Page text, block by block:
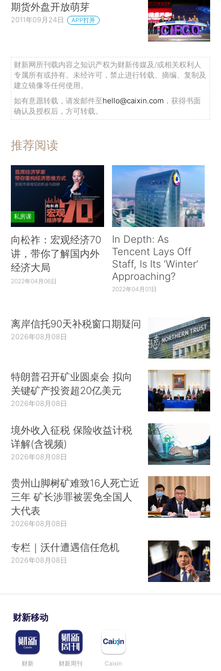
期货外盘开放萌芽
2011年09月24日 APP打开
财新网所刊载内容之知识产权为财新传媒及/或相关权利人
专属所有或持有。未经许可，禁止进行转载、摘编、复制及
建立镜像等任何使用。
如有意愿转载，请发邮件至hello@caixin.com ，获得书面
确认及授权后，方可转载。
推荐阅读
私房课
向松祚：宏观经济70
讲，带你了解国内外
经济大局
2022年04月06日
In Depth: As
Tencent Lays Off
Staff, Is Its ‘Winter’
Approaching?
2022年04月01日
离岸信托90天补税窗口期疑问
2026年08月08日
特朗普召开矿业圆桌会 拟向
关键矿产投资超20亿美元
2026年08月08日
境外收入征税 保险收益计税
详解(含视频)
2026年08月08日
贵州山脚树矿难致16人死亡近
三年 矿长涉罪被罢免全国人
大代表
2026年08月08日
专栏｜沃什遭遇信任危机
2026年08月08日
财新移动
财新 财新周刊 Caixin